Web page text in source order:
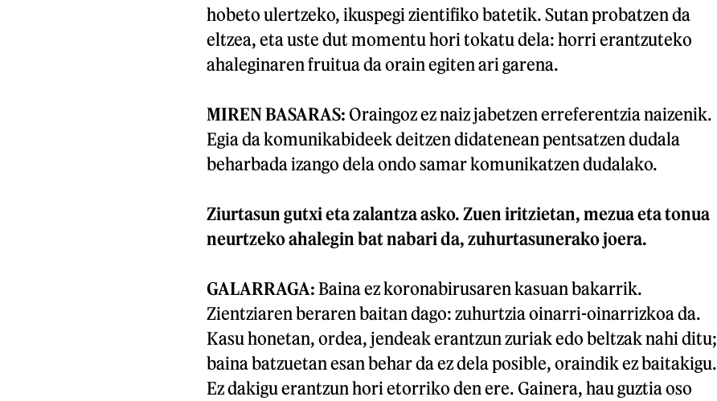
hobeto ulertzeko, ikuspegi zientifiko batetik. Sutan probatzen da
eltzea, eta uste dut momentu hori tokatu dela: horri erantzuteko
ahaleginaren fruitua da orain egiten ari garena.
MIREN BASARAS: Oraingoz ez naiz jabetzen erreferentzia naizenik.
Egia da komunikabideek deitzen didatenean pentsatzen dudala
beharbada izango dela ondo samar komunikatzen dudalako.
Ziurtasun gutxi eta zalantza asko. Zuen iritzietan, mezua eta tonua
neurtzeko ahalegin bat nabari da, zuhurtasunerako joera.
GALARRAGA: Baina ez koronabirusaren kasuan bakarrik.
Zientziaren beraren baitan dago: zuhurtzia oinarri-oinarrizkoa da.
Kasu honetan, ordea, jendeak erantzun zuriak edo beltzak nahi ditu;
baina batzuetan esan behar da ez dela posible, oraindik ez baitakigu.
Ez dakigu erantzun hori etorriko den ere. Gainera, hau guztia oso